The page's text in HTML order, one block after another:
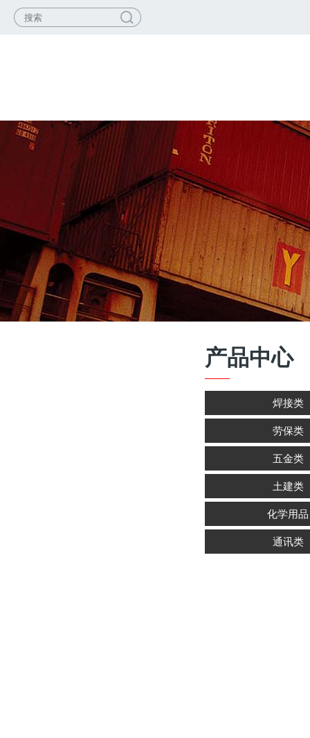
产品中心
焊接类
劳保类
五金类
土建类
化学用品
通讯类